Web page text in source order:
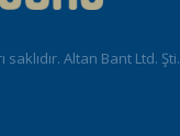
Altan Bant Ltd. Şti.